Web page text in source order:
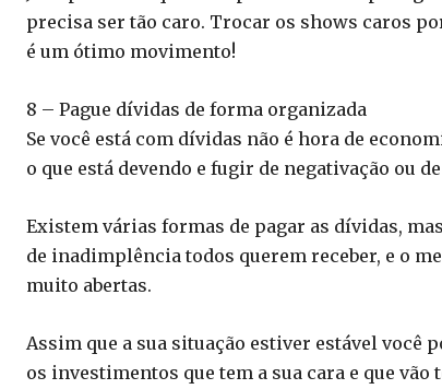
precisa ser tão caro. Trocar os shows caros
é um ótimo movimento!
8 – Pague dívidas de forma organizada
Se você está com dívidas não é hora de
o que está devendo e fugir de negativação ou
Existem várias formas de pagar as dívidas,
de inadimplência todos querem receber, e o
muito abertas.
Assim que a sua situação estiver estável você
os investimentos que tem a sua cara e que